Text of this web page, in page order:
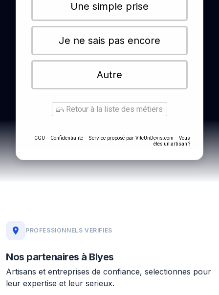
Une simple prise
Je ne sais pas encore
Autre
Retour à la liste des métiers
CGU - Confidentialité - Service proposé par ViteUnDevis.com - Vous
êtes un artisan ?
PROFESSIONNELS VERIFIES
Nos partenaires à Blyes
Artisans et entreprises de confiance, selectionnes pour
leur expertise et leur serieux.